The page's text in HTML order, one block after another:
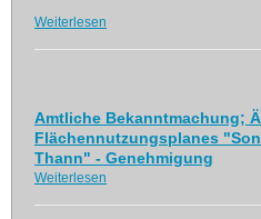
Weiterlesen
Amtliche Bekanntmachung;
Flächennutzungsplanes
Thann" - Genehmigung
Weiterlesen